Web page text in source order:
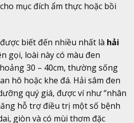
mục đích ẩm thực hoặc bồi
biết đến nhiều nhất là hải
gọi, loài này có màu đen
30 – 40cm, thường sống
hô hoặc khe đá. Hải sâm đen
quý giá, được ví như “nhân
hỗ trợ điều trị một số bệnh
giòn và có mùi thơm đặc